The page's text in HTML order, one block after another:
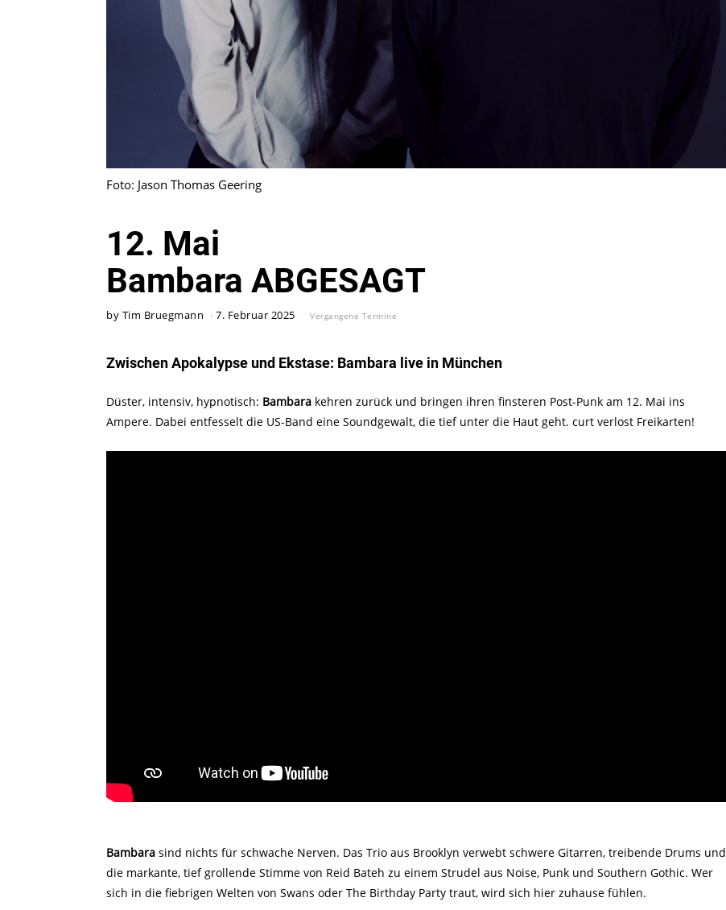
Foto: Jason Thomas Geering
12. Mai
Bambara ABGESAGT
by Tim Bruegmann 7. Februar 2025 Vergangene Termine
Zwischen Apokalypse und Ekstase: Bambara live in München
Düster, intensiv, hypnotisch: Bambara kehren zurück und bringen ihren finsteren Post-Punk am 12. Mai ins
Ampere. Dabei entfesselt die US-Band eine Soundgewalt, die tief unter die Haut geht. curt verlost Freikarten!
Bambara sind nichts für schwache Nerven. Das Trio aus Brooklyn verwebt schwere Gitarren, treibende Drums und
die markante, tief grollende Stimme von Reid Bateh zu einem Strudel aus Noise, Punk und Southern Gothic. Wer
sich in die fiebrigen Welten von Swans oder The Birthday Party traut, wird sich hier zuhause fühlen.